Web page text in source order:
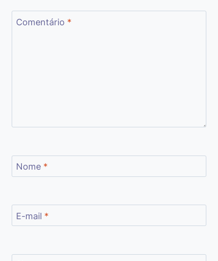
Comentário *
Nome *
E-mail *